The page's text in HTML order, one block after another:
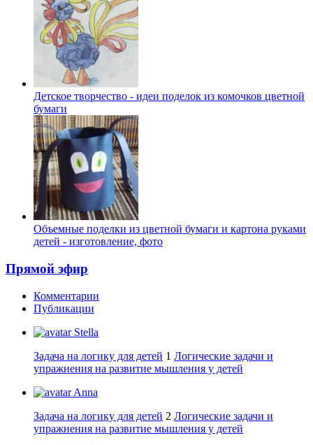
Детское творчество - идеи поделок из комочков цветной
бумаги
Объемные поделки из цветной бумаги и картона руками
детей - изготовление, фото
Прямой эфир
Комментарии
Публикации
Stella
Задача на логику для детей 1 Логические задачи и
упражнения на развитие мышления у детей
Anna
Задача на логику для детей 2 Логические задачи и
упражнения на развитие мышления у детей